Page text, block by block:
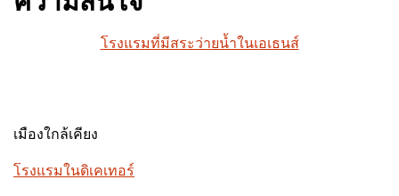
โรงแรมที่มีสระว่ายน้ำในเอเธนส์
เมืองใกล้เคียง
โรงแรมในดิเคเทอร์